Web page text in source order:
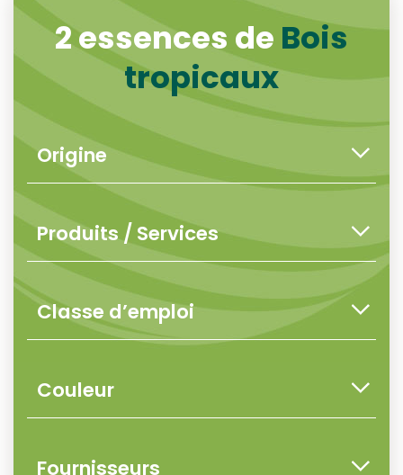
2 essences de Bois
tropicaux